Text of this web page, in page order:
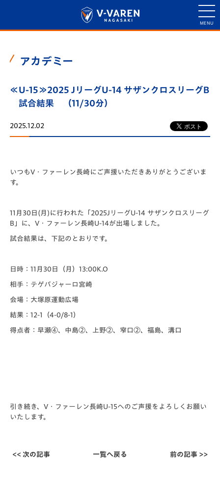
アカデミー
≪U-15≫2025 JリーグU-14 サザンクロスリーグB
試合結果 （11/30分）
2025.12.02
いつもV・ファーレン長崎にご声援いただきありがとうございま
す。
11月30日(月)に行われた「️2025JリーグU-14 サザンクロスリーグ
B」に、V・ファーレン長崎U-14が出場しました。
試合結果は、下記のとおりです。
日時：11月30日（月）13:00K.O
相手：テゲバジャーロ宮崎
会場：大塚原運動広場
結果：12-1（4-0/8-1）
得点者：早瀬④、中島②、上野②、窄口②、福島、溝口
引き続き、V・ファーレン長崎U-15へのご声援をよろしくお願い
いたします。
<< 次の記事 一覧へ戻る 前の記事 >>